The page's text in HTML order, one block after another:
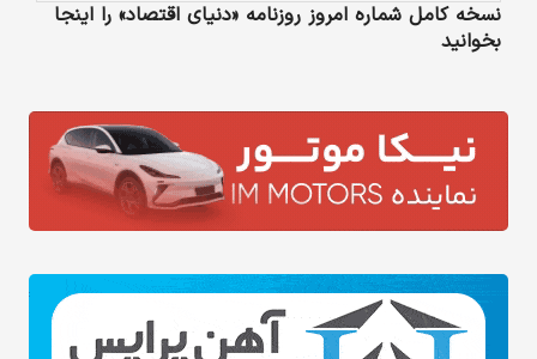
نسخه کامل شماره امروز روزنامه «دنیای‌ اقتصاد» را اینجا
بخوانید